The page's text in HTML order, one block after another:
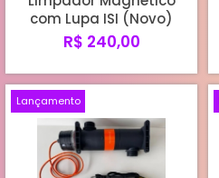
com Lupa ISI (Novo)
R$ 240,00
Lançamento